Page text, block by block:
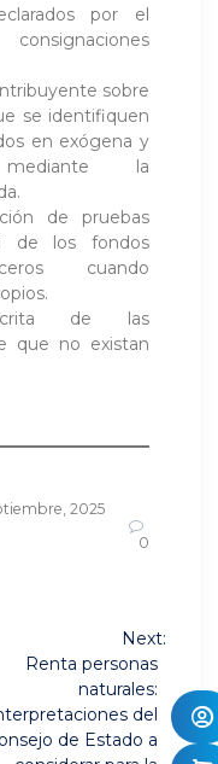
por el
sobre
se identifiquen
en exógena y
la
de pruebas
de los fondos
cuando
de las
que no existan
2025
0
Next:
Renta personas
naturales:
del
de Estado a